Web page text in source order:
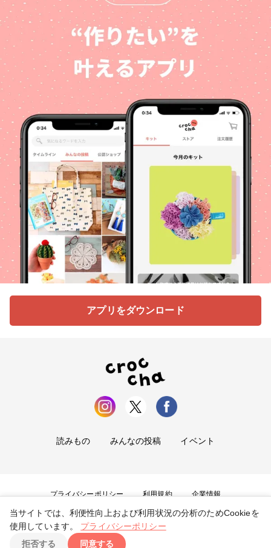
アプリをダウンロード
読みもの みんなの投稿 イベント
プライバシーポリシー 利用規約 企業情報
お問い合わせ
Copyright ©2026tryangle Co., Ltd. All Rights Reserved.
当サイトでは、利便性向上および利用状況の分析のためCookieを
使用しています。
プライバシーポリシー
拒否する
同意する